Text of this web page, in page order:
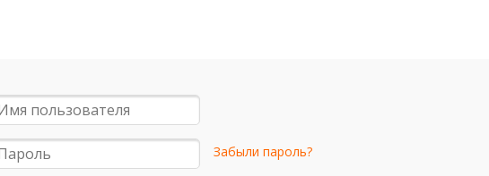
Забыли пароль?